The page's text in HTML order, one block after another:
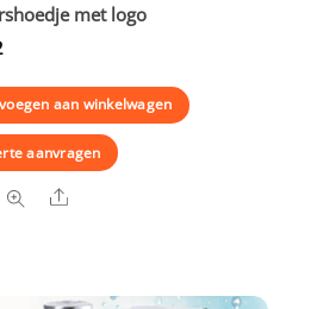
met logo
aan winkelwagen
aanvragen
Share